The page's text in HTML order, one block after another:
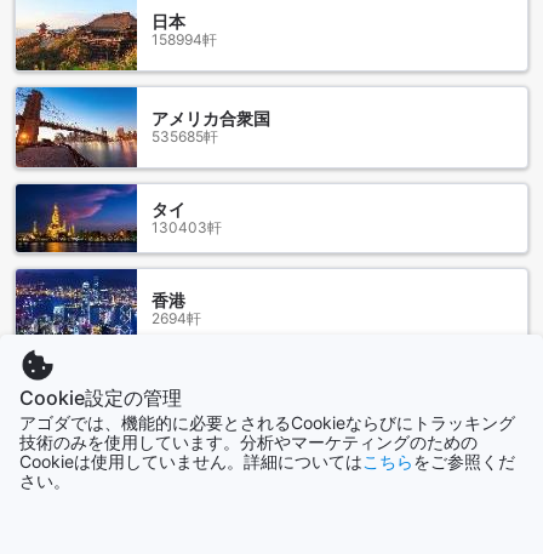
珊瑚礁や多彩な魚たちとの出会いを楽しむことができます。
また、ホテルの周辺には、地元のマーケットやレストランが
あります。ここでは、地元の料理やお土産を楽しむことがで
きます。さらに、センポルナの街並みを散策することもおす
すめです。伝統的な建物やカラフルなストリートアートが点
在し、地元の文化に触れることができます。
タマン バンダル センポルナの周辺地域は、自然の美しさと文
化の魅力が融合した場所です。ここでの滞在は、リラックス
した休暇を過ごすための最適な選択肢です。
シパダン イン 1へのアクセス方法
センポルナ、マレーシアのシパダン イン 1への最寄りの空港
からのアクセス方法をご紹介します。センポルナには2つの主
要な空港があります。まず、セポトン空港からシパダン イン
1へのアクセス方法をご説明いたします。セポトン空港からシ
パダン イン 1までは、タクシーを利用するのが一番便利で
す。空港のタクシースタンドでタクシーを予約し、約30分で
シパダン イン 1に到着することができます。もう一つのオプ
ションとして、セポトン空港から市内バスに乗り換えること
日本
158994軒
アメリカ合衆国
535685軒
タイ
130403軒
香港
2694軒
シンガポール
1505軒
Cookie設定の管理
アゴダでは、機能的に必要とされるCookieならびにトラッキング
技術のみを使用しています。分析やマーケティングのための
Cookieは使用していません。詳細についてはこちらをご参照くだ
さい。